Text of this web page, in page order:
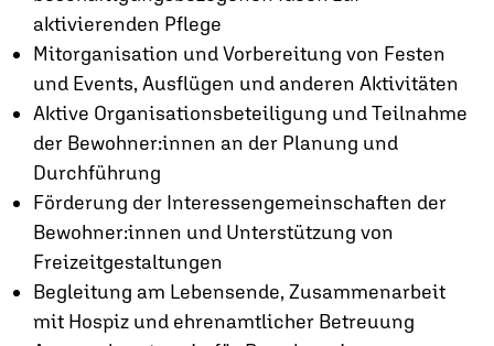
aktivierenden Pflege
Mitorganisation und Vorbereitung von Festen
und Events, Ausflügen und anderen Aktivitäten
Aktive Organisationsbeteiligung und Teilnahme
der Bewohner:innen an der Planung und
Durchführung
Förderung der Interessengemeinschaften der
Bewohner:innen und Unterstützung von
Freizeitgestaltungen
Begleitung am Lebensende, Zusammenarbeit
mit Hospiz und ehrenamtlicher Betreuung